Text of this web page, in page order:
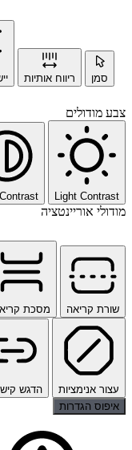
סמן ריווח אותיות
צבע מודולים
Light Contrast
מודולי אוריינטציה
שורת קריאה מסכת
עצור אנימציות
הדגש
איפוס הגדרות